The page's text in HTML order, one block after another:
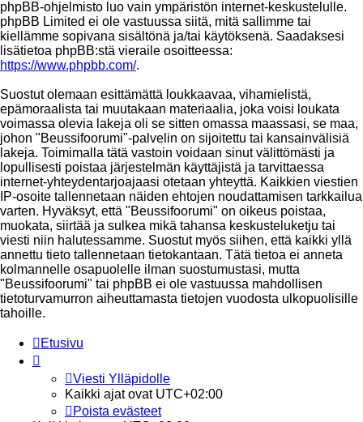
phpBB-ohjelmisto luo vain ympäristön internet-keskustelulle.
phpBB Limited ei ole vastuussa siitä, mitä sallimme tai
kiellämme sopivana sisältönä ja/tai käytöksenä. Saadaksesi
lisätietoa phpBB:stä vieraile osoitteessa:
https://www.phpbb.com/.
Suostut olemaan esittämättä loukkaavaa, vihamielistä,
epämoraalista tai muutakaan materiaalia, joka voisi loukata
voimassa olevia lakeja oli se sitten omassa maassasi, se maa,
johon "Beussifoorumi"-palvelin on sijoitettu tai kansainvälisiä
lakeja. Toimimalla tätä vastoin voidaan sinut välittömästi ja
lopullisesti poistaa järjestelmän käyttäjistä ja tarvittaessa
internet-yhteydentarjoajaasi otetaan yhteyttä. Kaikkien viestien
IP-osoite tallennetaan näiden ehtojen noudattamisen tarkkailua
varten. Hyväksyt, että "Beussifoorumi" on oikeus poistaa,
muokata, siirtää ja sulkea mikä tahansa keskusteluketju tai
viesti niin halutessamme. Suostut myös siihen, että kaikki yllä
annettu tieto tallennetaan tietokantaan. Tätä tietoa ei anneta
kolmannelle osapuolelle ilman suostumustasi, mutta
"Beussifoorumi" tai phpBB ei ole vastuussa mahdollisen
tietoturvamurron aiheuttamasta tietojen vuodosta ulkopuolisille
tahoille.
Etusivu
Viesti Ylläpidolle
Kaikki ajat ovat UTC+02:00
Poista evästeet